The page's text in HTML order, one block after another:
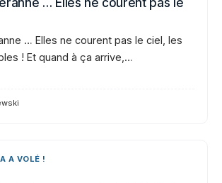
… Elles ne courent pas le ciel, les
! Et quand à ça arrive,…
A VOLÉ !